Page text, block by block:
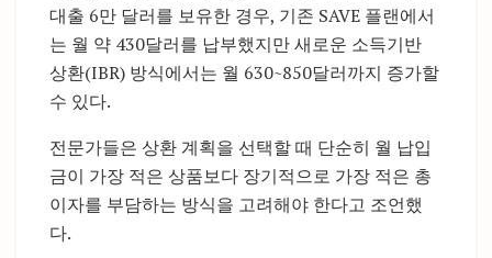
대출 6만 달러를 보유한 경우, 기존 SAVE 플랜에서
는 월 약 430달러를 납부했지만 새로운 소득기반
상환(IBR) 방식에서는 월 630~850달러까지 증가할
수 있다.
전문가들은 상환 계획을 선택할 때 단순히 월 납입
금이 가장 적은 상품보다 장기적으로 가장 적은 총
이자를 부담하는 방식을 고려해야 한다고 조언했
다.